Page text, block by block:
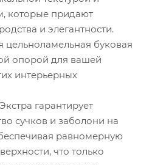
которые придают
и элегантности.
цельноламельная буковая
опорой для вашей
интерьерных
гарантирует
сучков и заболони на
равномерную
что только